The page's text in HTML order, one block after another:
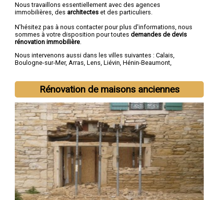
Nous travaillons essentiellement avec des agences
immobilières, des architectes et des particuliers.
N'hésitez pas à nous contacter pour plus d'informations, nous
sommes à votre disposition pour toutes demandes de devis
rénovation immobilière
Nous intervenons aussi dans les villes suivantes : Calais,
Boulogne-sur-Mer, Arras, Lens, Liévin, Hénin-Beaumont,
Rénovation de maisons anciennes